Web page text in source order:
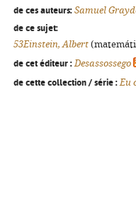
de ces auteurs: Samuel
de ce sujet:
53Einstein, Albert
de cet éditeur : Desassossego
de cette collection / série : Eu